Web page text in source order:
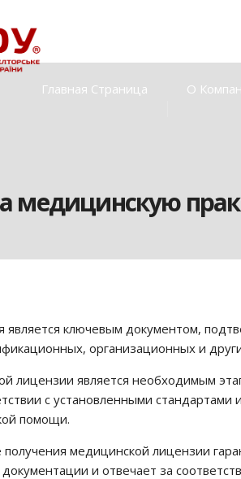
Главная Страница О
медицинскую
является ключевым документом,
организационных и
лицензии является необходимым
с установленными
помощи.
медицинской лицензии
и отвечает за